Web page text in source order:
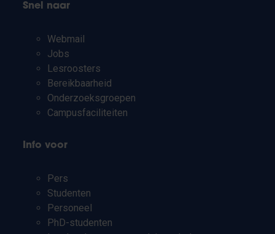
Snel naar
Webmail
Jobs
Lesroosters
Bereikbaarheid
Onderzoeksgroepen
Campusfaciliteiten
Info voor
Pers
Studenten
Personeel
PhD-studenten